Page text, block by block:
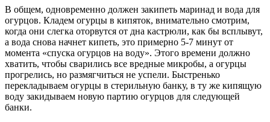
В общем, одновременно должен закипеть маринад и вода для
огурцов. Кладем огурцы в кипяток, внимательно смотрим,
когда они слегка оторвутся от дна кастрюли, как бы всплывут,
а вода снова начнет кипеть, это примерно 5-7 минут от
момента «спуска огурцов на воду». Этого времени должно
хватить, чтобы сварились все вредные микробы, а огурцы
прогрелись, но размягчиться не успели. Быстренько
перекладываем огурцы в стерильную банку, в ту же кипящую
воду закидываем новую партию огурцов для следующей
банки.